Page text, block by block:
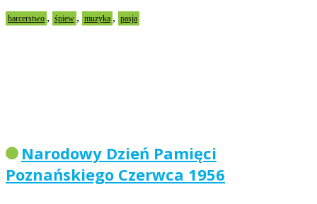
harcerstwo , śpiew , muzyka , pasja
Narodowy Dzień Pamięci
Poznańskiego Czerwca 1956